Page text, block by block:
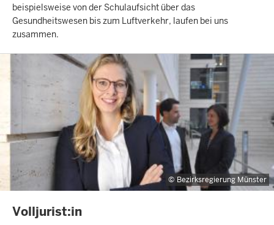
beispielsweise von der Schulaufsicht über das
Gesundheitswesen bis zum Luftverkehr, laufen bei uns
zusammen.
Bezirksregierung Münster
INHALTSSEITE
Volljurist:in